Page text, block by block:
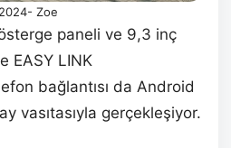
2024- Zoe
paneli ve 9,3 inç
EASY LINK
bağlantısı da Android
vasıtasıyla gerçekleşiyor.